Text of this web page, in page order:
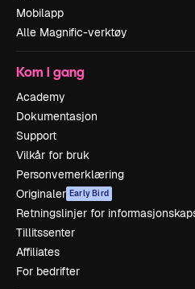
Mobilapp
Alle Magnific-verktøy
Kom i gang
Academy
Dokumentasjon
Support
Vilkår for bruk
Personvernerklæring
Originaler Early Bird
Retningslinjer for
Tillitssenter
Affiliates
For bedrifter